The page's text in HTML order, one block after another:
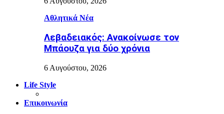
Αθλητικά Νέα
Λεβαδειακός: Ανακοίνωσε τον
Μπάουζα για δύο χρόνια
6 Αυγούστου, 2026
Life Style
Επικοινωνία